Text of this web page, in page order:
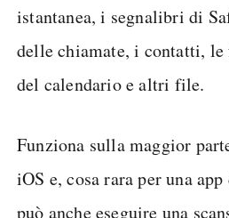
istantanea, i segnalibri di
delle chiamate, i contatti,
del calendario e altri file.
Funziona sulla maggior
iOS e, cosa rara per una
può anche eseguire una